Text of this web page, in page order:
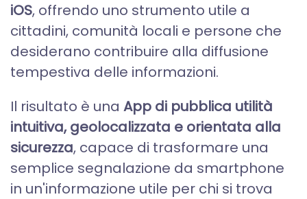
iOS, offrendo uno strumento utile a
cittadini, comunità locali e persone che
desiderano contribuire alla diffusione
tempestiva delle informazioni.
Il risultato è una App di pubblica utilità
intuitiva, geolocalizzata e orientata alla
sicurezza, capace di trasformare una
semplice segnalazione da smartphone
in un'informazione utile per chi si trova